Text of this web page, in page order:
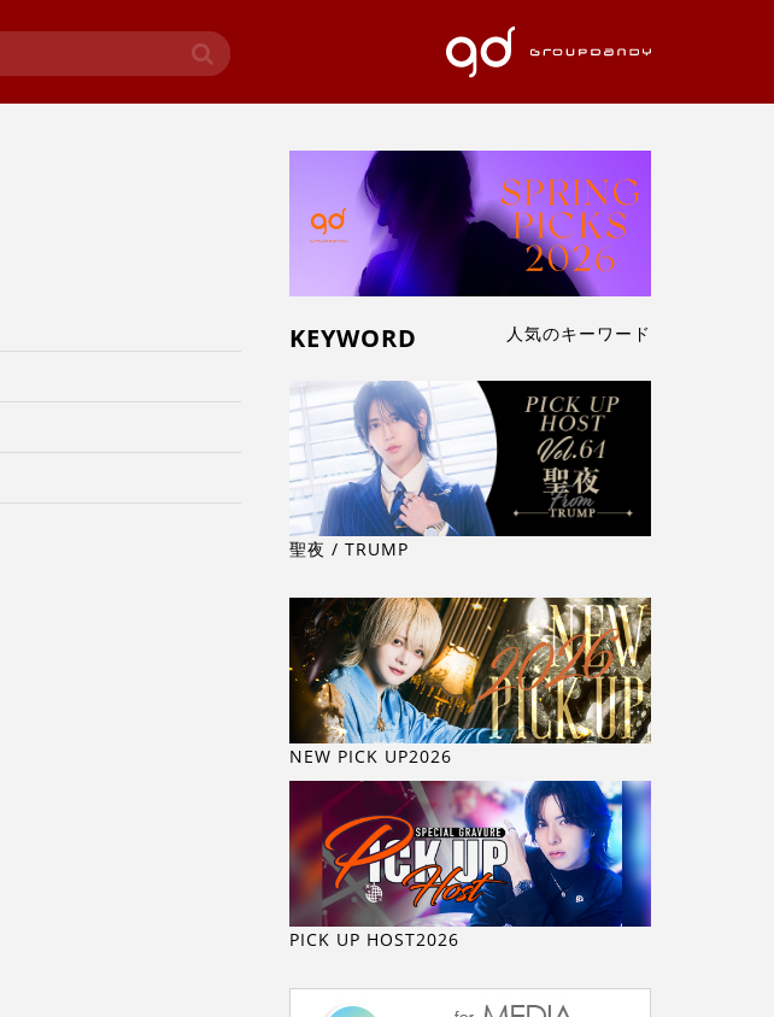
KEYWORD 人気のキーワード
聖夜 / TRUMP
NEW PICK UP2026
PICK UP HOST2026